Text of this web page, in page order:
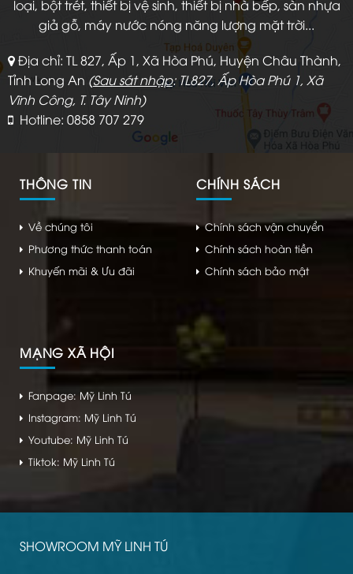
loại, bột trét, thiết bị vệ sinh, thiết bị nhà bếp, sàn nhựa
giả gỗ, máy nước nóng năng lượng mặt trời...
Địa chỉ: TL 827, Ấp 1, Xã Hòa Phú, Huyện Châu Thành,
Tỉnh Long An (Sau sát nhập: TL827, Ấp Hòa Phú 1, Xã
Vĩnh Công, T. Tây Ninh)
Hotline: 0858 707 279
THÔNG TIN
Về chúng tôi
Phương thức thanh toán
Khuyến mãi & Ưu đãi
CHÍNH SÁCH
Chính sách vận chuyển
Chính sách hoàn tiền
Chính sách bảo mật
MẠNG XÃ HỘI
Fanpage: Mỹ Linh Tú
Instagram: Mỹ Linh Tú
Youtube: Mỹ Linh Tú
Tiktok: Mỹ Linh Tú
SHOWROOM MỸ LINH TÚ